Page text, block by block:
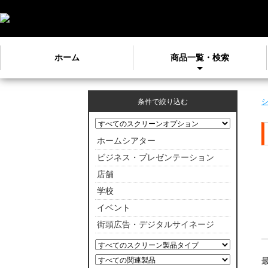
ホーム 商品一覧・検索
条件で絞り込む
ホームシアター
ビジネス・プレゼンテーション
店舗
学校
イベント
街頭広告・デジタルサイネージ